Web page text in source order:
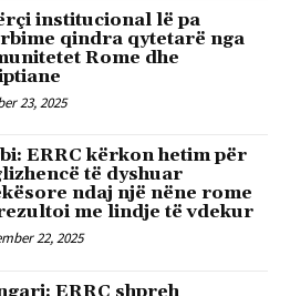
institucional lë pa
qindra qytetarë nga
Rome dhe
23, 2025
ERRC kërkon hetim për
të dyshuar
ndaj një nëne rome
me lindje të vdekur
22, 2025
ERRC shpreh